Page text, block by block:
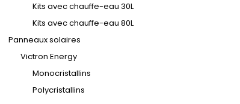
Kits avec chauffe-eau 30L
Kits avec chauffe-eau 80L
Panneaux solaires
Victron Energy
Monocristallins
Polycristallins